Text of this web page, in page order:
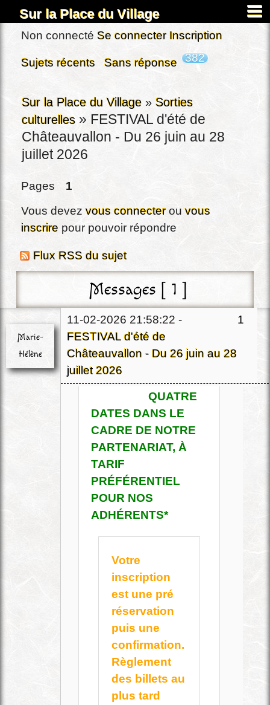
Sur la Place du Village
Accueil
À propos
Images&Docs
Chercher
Actus
Dardennes
Inscription
Connexion
Non connecté Se connecter Inscription
Sujets récents Sans réponse 382
Sur la Place du Village » Sorties
culturelles » FESTIVAL d'été de
Châteauvallon - Du 26 juin au 28
juillet 2026
Pages
1
Vous devezvous connecterouvous
inscrire pour pouvoir répondre
Flux RSS du sujet
Messages [ 1 ]
1
Marie-
Hélène
11-02-2026 21:58:22 -
FESTIVAL d'été de
Châteauvallon - Du 26 juin au 28
juillet 2026
QUATRE
DATES DANS LE
CADRE DE NOTRE
PARTENARIAT, À
TARIF
PRÉFÉRENTIEL
POUR NOS
ADHÉRENTS*
Votre
inscription
est une pré
réservation
puis une
confirmation.
Règlement
des billets au
plus tard